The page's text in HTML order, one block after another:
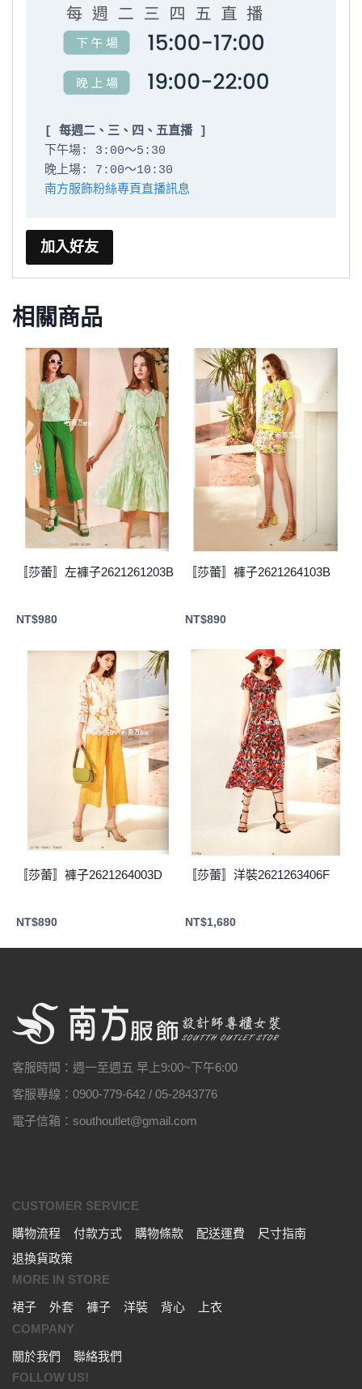
[ 每週二、三、四、五直播 ]
下午場: 3:00～5:30
南方服飾粉絲專頁直播訊息
加入好友
相關商品
〚莎蕾〛左褲子2621261203B
NT$980
〚莎蕾〛褲子2621264103B
NT$890
〚莎蕾〛褲子2621264003D
NT$890
〚莎蕾〛洋裝2621263406F
NT$1,680
客服時間：週一至週五 早上9:00~下午6:00
客服專線：0900-779-642 / 05-2843776
電子信箱：southoutlet@gmail.com
CUSTOMER SERVICE
購物流程
付款方式 購物條款 配送運費
尺寸指南
退換貨政策
MORE IN STORE
裙子
外套 褲子 洋裝 背心
上衣
COMPANY
關於我們
聯絡我們
FOLLOW US!